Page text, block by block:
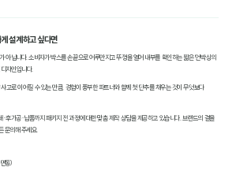
설계하고 싶다면
아닙니다. 소비자가 박스를 손끝으로 어루만지고 뚜껑을 열어 내부를 확인하는 짧은 '언박싱의
자인입니다.
고로 이어질 수 있는 만큼, 경험이 풍부한 파트너와 함께 첫 단추를 채우는 것이 무엇보다
가공·납품까지 패키지 전 과정에 대한 맞춤 제작 상담을 제공하고 있습니다. 브랜드의 결을
문의해 주세요.
동)